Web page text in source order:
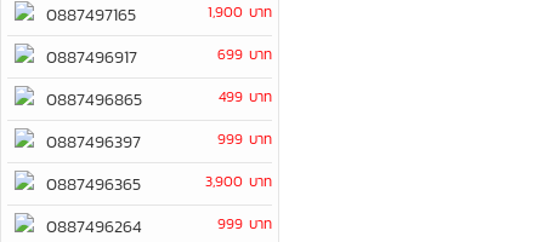
0887497165 1,900 บาท
0887496917 699 บาท
0887496865 499 บาท
0887496397 999 บาท
0887496365 3,900 บาท
0887496264 999 บาท